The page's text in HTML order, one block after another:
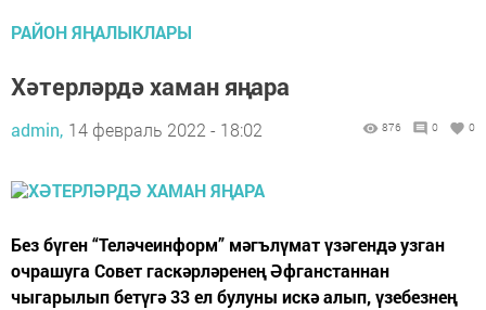
РАЙОН ЯҢАЛЫКЛАРЫ
Хәтерләрдә хаман яңара
admin, 14 февраль 2022 - 18:02 876 0 0
Без бүген “Теләчеинформ” мәгълүмат үзәгендә узган
очрашуга Совет гаскәрләренең Әфганстаннан
чыгарылып бетүгә 33 ел булуны искә алып, үзебезнең